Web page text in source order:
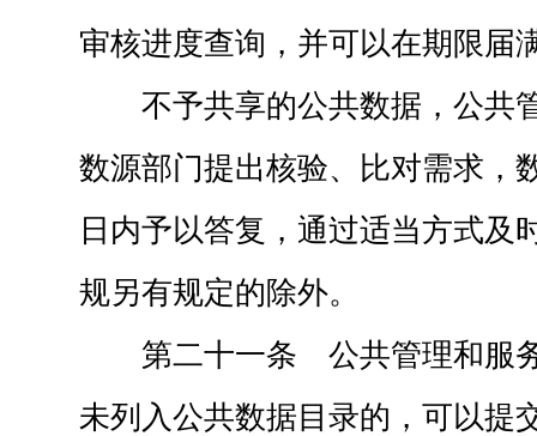
审核进度查询，并可以在期限届
不予共享的公共数据，公共
数源部门提出核验、比对需求，
日内予以答复，通过适当方式及
规另有规定的除外。
第二十一条 公共管理和服
未列入公共数据目录的，可以提